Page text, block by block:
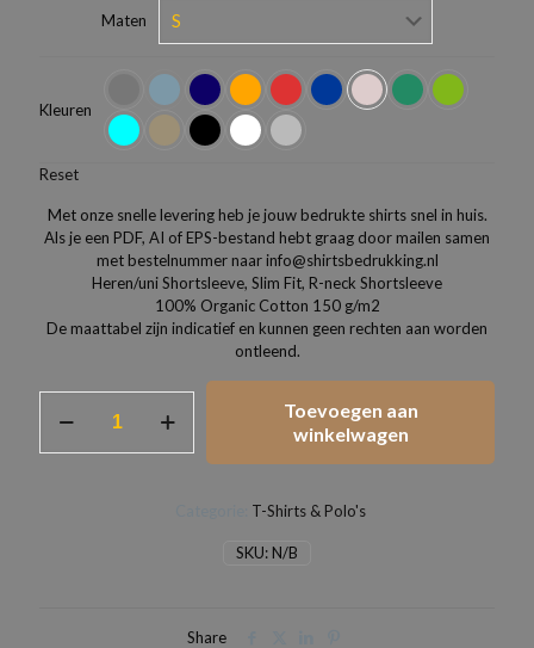
Maten
Kleuren
Reset
Met onze snelle levering heb je jouw bedrukte shirts snel in huis.
Als je een PDF, AI of EPS-bestand hebt graag door mailen samen
met bestelnummer naar info@shirtsbedrukking.nl
Heren/uni Shortsleeve, Slim Fit, R-neck Shortsleeve
100% Organic Cotton 150 g/m2
De maattabel zijn indicatief en kunnen geen rechten aan worden
ontleend.
Toevoegen aan
winkelwagen
SKU:N/B
T-Shirts & Polo's
Share